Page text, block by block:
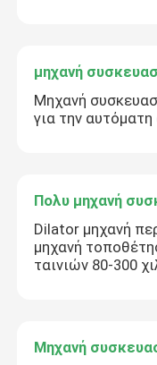
μηχανή
Μηχανή
για την
Πολυ μηχανή
Dilator μηχανή
μηχανή
ταινιών 80-300
Μηχανή